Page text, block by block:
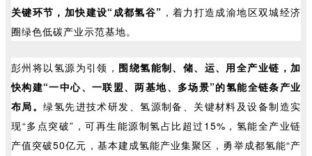
关键环节，加快建设“成都氢谷” ，着力打造成渝地区双城经济
圈绿色低碳产业示范基地。
彭州将以氢源为引领， 围绕氢能制、储、运、用全产业链，加
快构建“一中心、一联盟、两基地、多场景”的氢能全链条产业
布局。绿氢先进技术研发、氢源制备、关键材料及设备制造实
现“多点突破”，可再生能源制氢占比超过15%，氢能全产业链
产值突破50亿元，基本建成氢能产业集聚区，勇举成都氢能“产